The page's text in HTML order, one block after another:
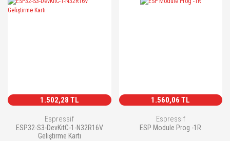
1.502,28 TL
Espressif
ESP32-S3-DevKitC-1-N32R16V
Geliştirme Kartı
1.560,06 TL
Espressif
ESP Module Prog -1R